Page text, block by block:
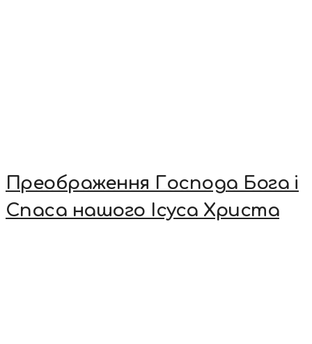
Преображення Господа Бога і
Спаса нашого Ісуса Христа